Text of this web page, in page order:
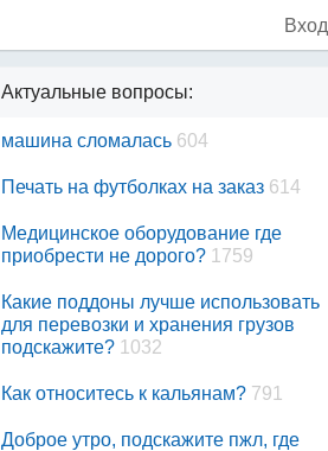
Вход
Актуальные вопросы:
машина сломалась 604
Печать на футболках на заказ 614
Медицинское оборудование где
приобрести не дорого? 1759
Какие поддоны лучше использовать
для перевозки и хранения грузов
подскажите? 1032
Как относитесь к кальянам? 791
Доброе утро, подскажите пжл, где